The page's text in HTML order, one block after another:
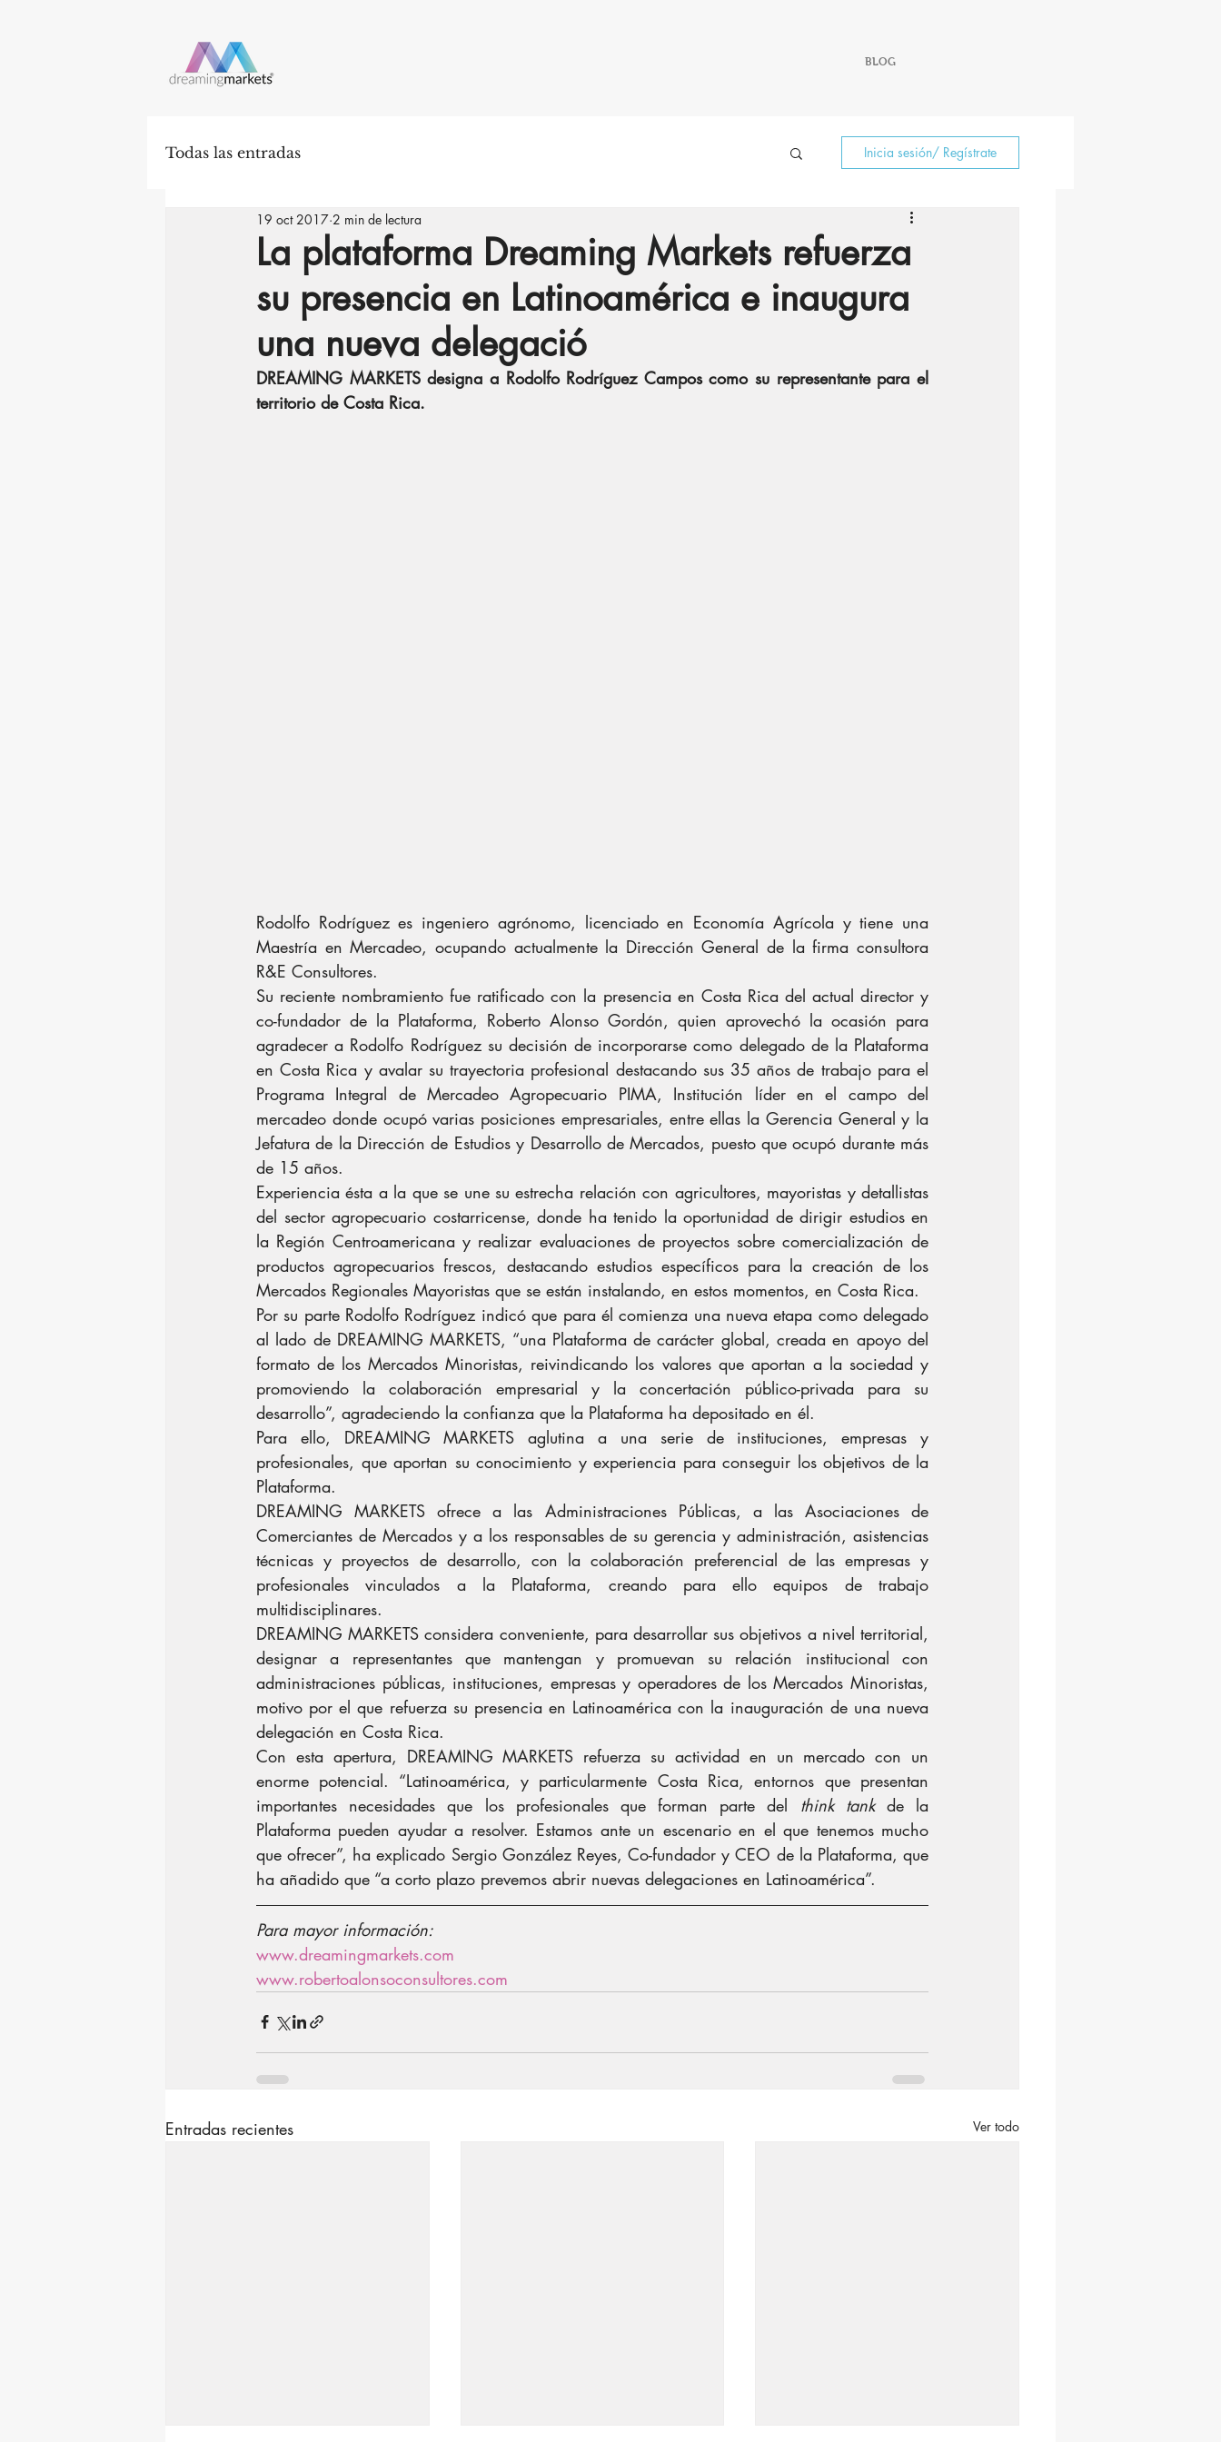
BLOG
Todas las entradas Inicia sesión/ Regístrate
La plataforma Dreaming Markets refuerza
su presencia en Latinoamérica e inaugura
una nueva delegació
19 oct 2017 2 min de lectura
DREAMING MARKETS designa a Rodolfo Rodríguez Campos como su representante para el
territorio de Costa Rica.
Rodolfo Rodríguez es ingeniero agrónomo, licenciado en Economía Agrícola y tiene una
Maestría en Mercadeo, ocupando actualmente la Dirección General de la firma consultora
R&E Consultores.
Su reciente nombramiento fue ratificado con la presencia en Costa Rica del actual director y
co-fundador de la Plataforma, Roberto Alonso Gordón, quien aprovechó la ocasión para
agradecer a Rodolfo Rodríguez su decisión de incorporarse como delegado de la Plataforma
en Costa Rica y avalar su trayectoria profesional destacando sus 35 años de trabajo para el
Programa Integral de Mercadeo Agropecuario PIMA, Institución líder en el campo del
mercadeo donde ocupó varias posiciones empresariales, entre ellas la Gerencia General y la
Jefatura de la Dirección de Estudios y Desarrollo de Mercados, puesto que ocupó durante más
de 15 años.
Experiencia ésta a la que se une su estrecha relación con agricultores, mayoristas y detallistas
del sector agropecuario costarricense, donde ha tenido la oportunidad de dirigir estudios en
la Región Centroamericana y realizar evaluaciones de proyectos sobre comercialización de
productos agropecuarios frescos, destacando estudios específicos para la creación de los
Mercados Regionales Mayoristas que se están instalando, en estos momentos, en Costa Rica.
Por su parte Rodolfo Rodríguez indicó que para él comienza una nueva etapa como delegado
al lado de DREAMING MARKETS, “una Plataforma de carácter global, creada en apoyo del
formato de los Mercados Minoristas, reivindicando los valores que aportan a la sociedad y
promoviendo la colaboración empresarial y la concertación público-privada para su
desarrollo”, agradeciendo la confianza que la Plataforma ha depositado en él.
Para ello, DREAMING MARKETS aglutina a una serie de instituciones, empresas y
profesionales, que aportan su conocimiento y experiencia para conseguir los objetivos de la
Plataforma.
DREAMING MARKETS ofrece a las Administraciones Públicas, a las Asociaciones de
Comerciantes de Mercados y a los responsables de su gerencia y administración, asistencias
técnicas y proyectos de desarrollo, con la colaboración preferencial de las empresas y
profesionales vinculados a la Plataforma, creando para ello equipos de trabajo
multidisciplinares.
DREAMING MARKETS considera conveniente, para desarrollar sus objetivos a nivel territorial,
designar a representantes que mantengan y promuevan su relación institucional con
administraciones públicas, instituciones, empresas y operadores de los Mercados Minoristas,
motivo por el que refuerza su presencia en Latinoamérica con la inauguración de una nueva
delegación en Costa Rica.
Con esta apertura, DREAMING MARKETS refuerza su actividad en un mercado con un
enorme potencial. “Latinoamérica, y particularmente Costa Rica, entornos que presentan
importantes necesidades que los profesionales que forman parte del think tank de la
Plataforma pueden ayudar a resolver. Estamos ante un escenario en el que tenemos mucho
que ofrecer”, ha explicado Sergio González Reyes, Co-fundador y CEO de la Plataforma, que
ha añadido que “a corto plazo prevemos abrir nuevas delegaciones en Latinoamérica”.
Para mayor información:
www.dreamingmarkets.com
www.robertoalonsoconsultores.com
Entradas recientes Ver todo